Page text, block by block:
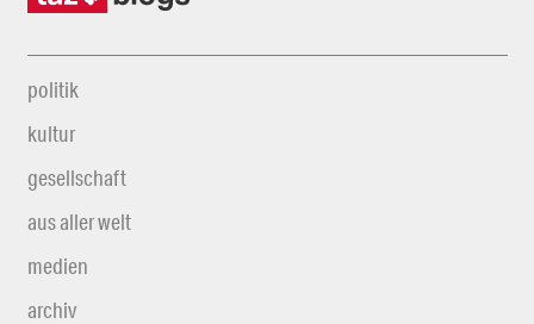
politik
kultur
gesellschaft
aus aller welt
medien
archiv